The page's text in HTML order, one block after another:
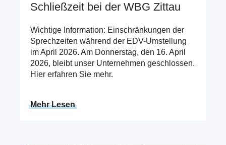
Schließzeit bei der WBG Zittau
Wichtige Information: Einschränkungen der
Sprechzeiten während der EDV-Umstellung
im April 2026. Am Donnerstag, den 16. April
2026, bleibt unser Unternehmen geschlossen.
Hier erfahren Sie mehr.
Mehr Lesen